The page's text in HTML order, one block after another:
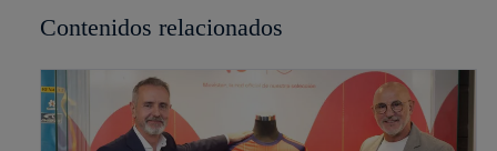
Contenidos relacionados